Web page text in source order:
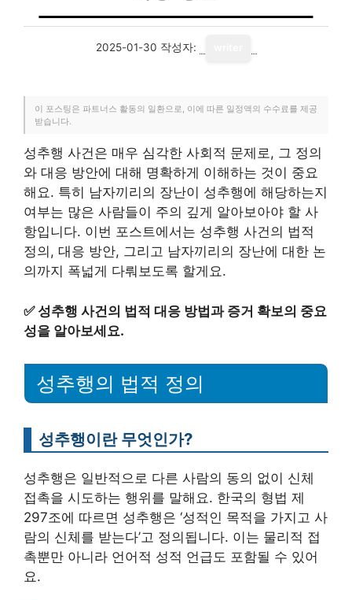
2025-01-30 작성자:
이 포스팅은 파트너스 활동의 일환으로, 이에 따른 일정액의 수수료를 제공
받습니다.
성추행 사건은 매우 심각한 사회적 문제로, 그 정의
와 대응 방안에 대해 명확하게 이해하는 것이 중요
해요. 특히 남자끼리의 장난이 성추행에 해당하는지
여부는 많은 사람들이 주의 깊게 알아보아야 할 사
항입니다. 이번 포스트에서는 성추행 사건의 법적
정의, 대응 방안, 그리고 남자끼리의 장난에 대한 논
의까지 폭넓게 다뤄보도록 할게요.
✅성추행 사건의 법적 대응 방법과 증거 확보의 중요
성을 알아보세요.
성추행의 법적 정의
성추행이란 무엇인가?
성추행은 일반적으로 다른 사람의 동의 없이 신체
접촉을 시도하는 행위를 말해요. 한국의 형법 제
297조에 따르면 성추행은 ‘성적인 목적을 가지고 사
람의 신체를 받는다’고 정의됩니다. 이는 물리적 접
촉뿐만 아니라 언어적 성적 언급도 포함될 수 있어
요.